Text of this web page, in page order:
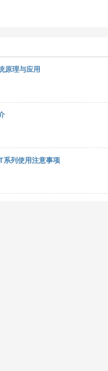
原理与应用
系列使用注意事项